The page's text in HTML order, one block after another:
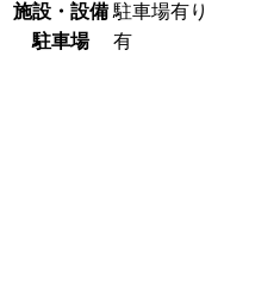
施設・設備 駐車場有り
駐車場
有